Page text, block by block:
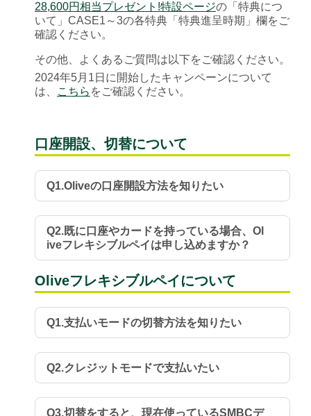
28,600円相当プレゼント!特設ページの「特典につ
いて」CASE1～3の各特典「特典進呈時期」欄をご
確認ください。
その他、よくあるご質問は以下をご確認ください。
2024年5月1日に開始したキャンペーンについて
は、
こちら をご確認ください。
口座開設、切替について
Q1.Oliveの口座開設方法を知りたい
Q2.既に口座やカードを持っている場合、Ol
iveフレキシブルペイは申し込めますか？
Oliveフレキシブルペイについて
Q1.支払いモードの切替方法を知りたい
Q2.クレジットモードで支払いたい
Q3.切替をすると、現在使っているSMBCデ